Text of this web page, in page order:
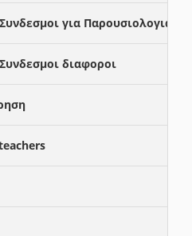
για Παρουσιολογια
διαφοροι